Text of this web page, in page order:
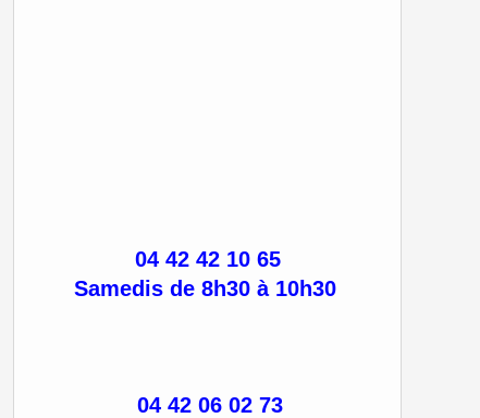
04 42 42 10 65
Samedis de 8h30 à 10h30
04 42 06 02 73